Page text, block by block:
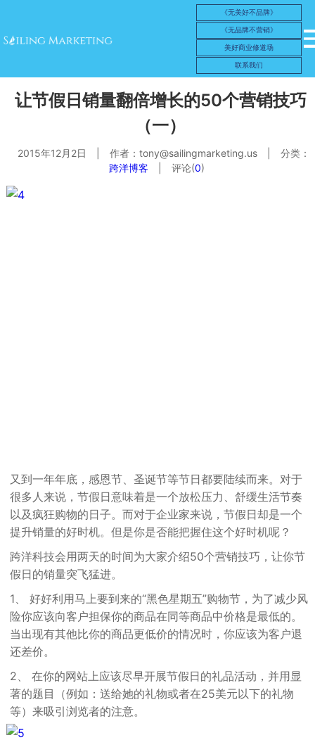
《无美好不品牌》
《无品牌不营销》
美好商业修道场
联系我们
让节假日销量翻倍增长的50个营销技巧
（一）
2015年12月2日 作者：tony@sailingmarketing.us
分类：
跨洋博客
评论(0)
又到一年年底，感恩节、圣诞节等节日都要陆续而来。对于
很多人来说，节假日意味着是一个放松压力、舒缓生活节奏
以及疯狂购物的日子。而对于企业家来说，节假日却是一个
提升销量的好时机。但是你是否能把握住这个好时机呢？
跨洋科技会用两天的时间为大家介绍50个营销技巧，让你节
假日的销量突飞猛进。
1、 好好利用马上要到来的“黑色星期五”购物节，为了减少风
险你应该向客户担保你的商品在同等商品中价格是最低的。
当出现有其他比你的商品更低价的情况时，你应该为客户退
还差价。
2、 在你的网站上应该尽早开展节假日的礼品活动，并用显
著的题目（例如：送给她的礼物或者在25美元以下的礼物
等）来吸引浏览者的注意。